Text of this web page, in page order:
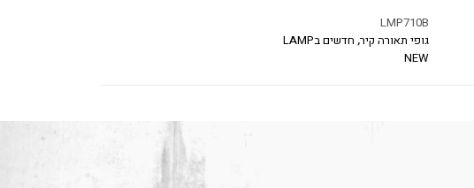
LMP710B
גופי תאורה קיר, חדשים בLAMP
NEW